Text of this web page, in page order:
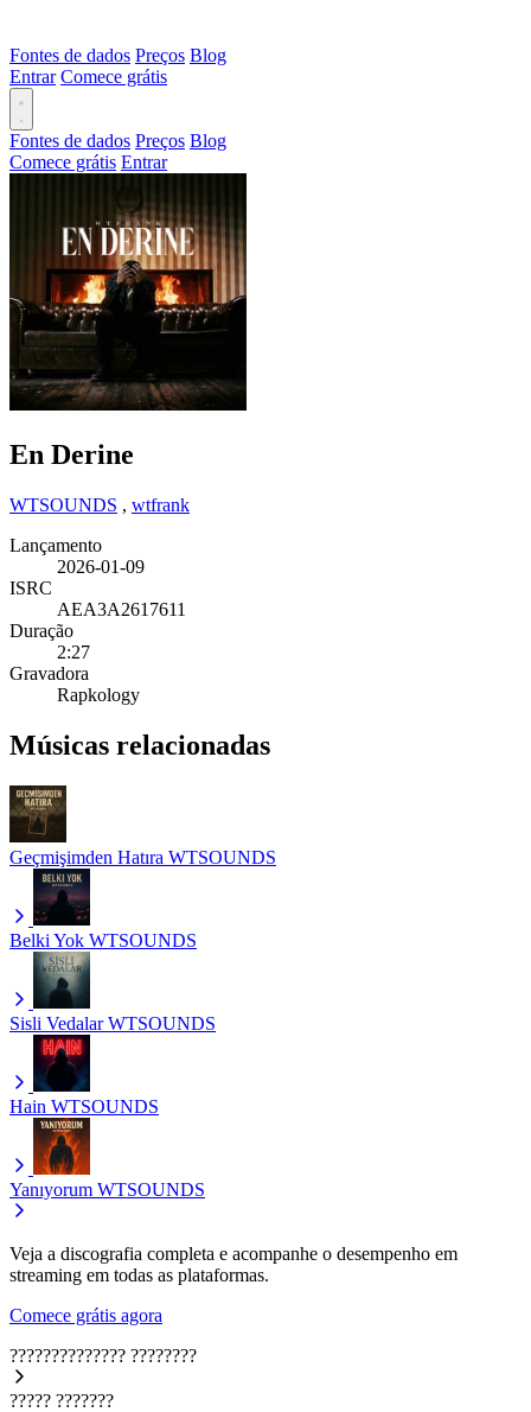
Fontes de dados Preços Blog
Entrar Comece grátis
Fontes de dados Preços Blog
Comece grátis Entrar
En Derine
WTSOUNDS , wtfrank
Lançamento
2026-01-09
ISRC
AEA3A2617611
Duração
2:27
Gravadora
Rapkology
Músicas relacionadas
Geçmişimden Hatıra WTSOUNDS
Belki Yok WTSOUNDS
Sisli Vedalar WTSOUNDS
Hain WTSOUNDS
Yanıyorum WTSOUNDS
Veja a discografia completa e acompanhe o desempenho em
streaming em todas as plataformas.
Comece grátis agora
?????????????? ????????
????? ???????